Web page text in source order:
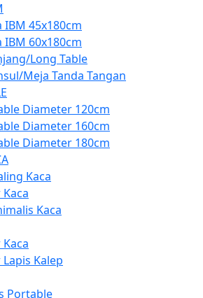
IBM 45x180cm
IBM 60x180cm
Long Table
Meja Tanda Tangan
Diameter 120cm
Diameter 160cm
Diameter 180cm
Kaca
Kaca
Kalep
Portable